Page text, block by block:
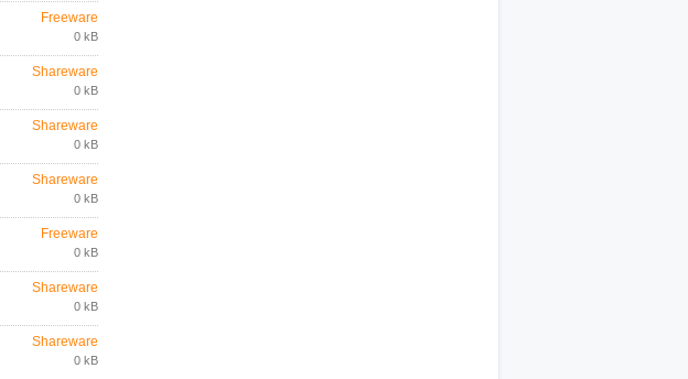
Freeware
0 kB
Shareware
0 kB
Shareware
0 kB
Shareware
0 kB
Freeware
0 kB
Shareware
0 kB
Shareware
0 kB